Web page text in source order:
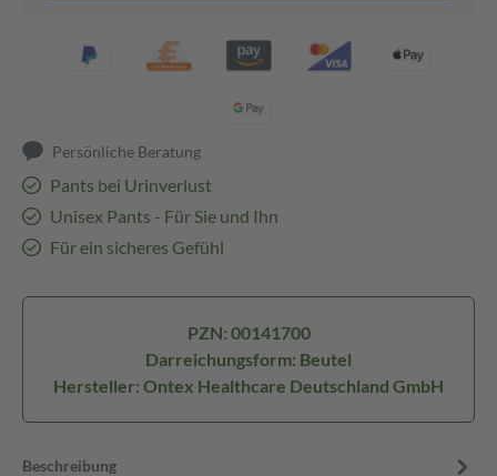
Persönliche Beratung
Pants bei Urinverlust
Unisex Pants - Für Sie und Ihn
Für ein sicheres Gefühl
PZN: 00141700
Darreichungsform: Beutel
Hersteller: Ontex Healthcare Deutschland GmbH
Beschreibung